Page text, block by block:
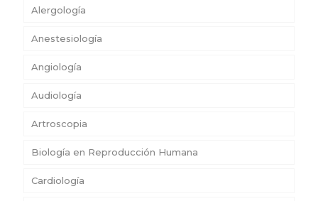
Alergología
Anestesiología
Angiología
Audiología
Artroscopia
Biología en Reproducción Humana
Cardiología